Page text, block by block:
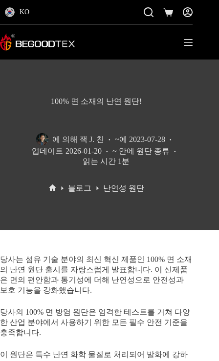
텐
츠
로
바
KO
쇼
핑
100% 면 소재의 난연 원단!
에 의해 잭 J. 친 ~에 2023-07-28
업데이트 2026-01-20 ~ 안에 원단 종류
읽는 시간 1분
블로그 난연성 원단
당사는 섬유 기술 분야의 최신 혁신 제품인 100% 면 소재
의 난연 원단 출시를 자랑스럽게 발표합니다. 이 신제품
은 면의 편안함과 통기성에 더해 난연성으로 안전성과
보호 기능을 강화했습니다.
당사의 100% 면 방염 원단은 엄격한 테스트를 거쳐 다양
한 산업 분야에서 사용하기 위한 모든 필수 안전 기준을
충족합니다.
이 원단은 특수 난연 화학 물질로 처리되어 발화에 강하